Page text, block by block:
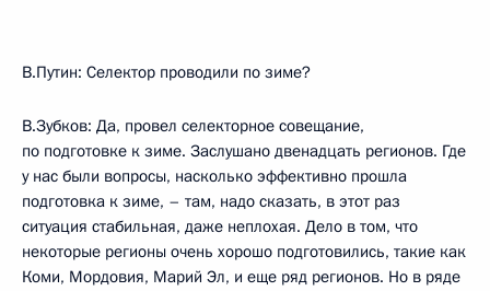
В.Путин: Селектор проводили по зиме?
В.Зубков: Да, провел селекторное совещание,
по подготовке к зиме. Заслушано двенадцать регионов. Где
у нас были вопросы, насколько эффективно прошла
подготовка к зиме, – там, надо сказать, в этот раз
ситуация стабильная, даже неплохая. Дело в том, что
некоторые регионы очень хорошо подготовились, такие как
Коми, Мордовия, Марий Эл, и еще ряд регионов. Но в ряде